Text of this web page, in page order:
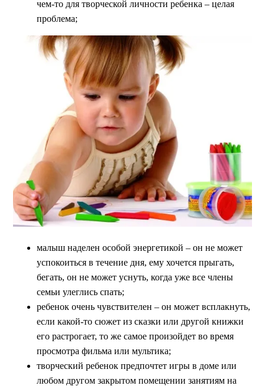
чем-то для творческой личности ребенка – целая
проблема;
малыш наделен особой энергетикой – он не может
успокоиться в течение дня, ему хочется прыгать,
бегать, он не может уснуть, когда уже все члены
семьи улеглись спать;
ребенок очень чувствителен – он может всплакнуть,
если какой-то сюжет из сказки или другой книжки
его растрогает, то же самое произойдет во время
просмотра фильма или мультика;
творческий ребенок предпочтет игры в доме или
любом другом закрытом помещении занятиям на